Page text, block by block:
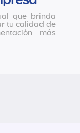
que brinda
tu calidad de
más